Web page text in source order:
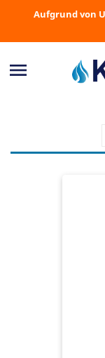
Aufgrund von
